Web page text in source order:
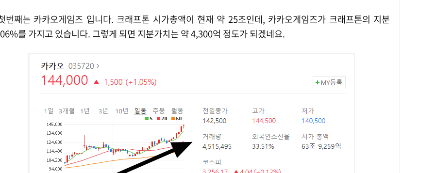
데, 카카오게임즈가 크래프톤의 지분
를 가지고 있습니다. 그렇게 되면 지분가치는 약 4,300억 정도가 되겠네요.